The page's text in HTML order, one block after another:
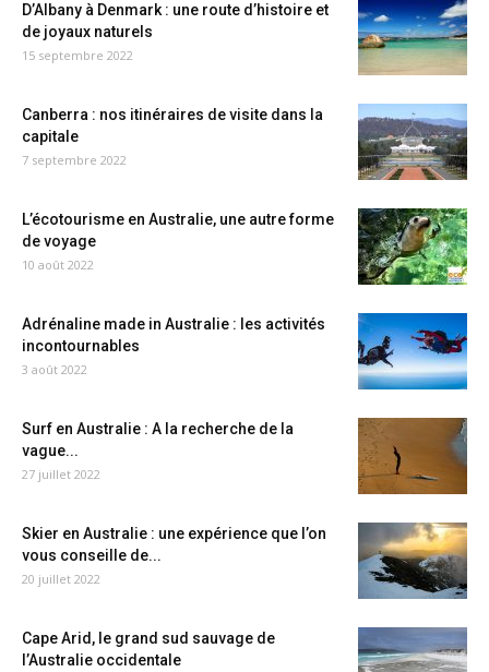
D’Albany à Denmark : une route d’histoire et
de joyaux naturels
15 septembre 2022
Canberra : nos itinéraires de visite dans la
capitale
7 septembre 2022
L’écotourisme en Australie, une autre forme
de voyage
10 août 2022
Adrénaline made in Australie : les activités
incontournables
3 août 2022
Surf en Australie : A la recherche de la
vague...
27 juillet 2022
Skier en Australie : une expérience que l’on
vous conseille de...
20 juillet 2022
Cape Arid, le grand sud sauvage de
l’Australie occidentale